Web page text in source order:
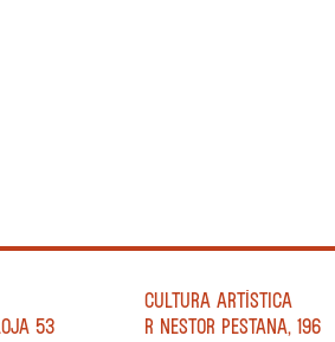
53
CULTURA ARTÍSTICA
R NESTOR PESTANA, 196